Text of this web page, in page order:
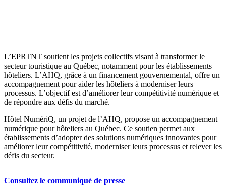
L’EPRTNT soutient les projets collectifs visant à transformer le
secteur touristique au Québec, notamment pour les établissements
hôteliers. L’AHQ, grâce à un financement gouvernemental, offre un
accompagnement pour aider les hôteliers à moderniser leurs
processus. L’objectif est d’améliorer leur compétitivité numérique et
de répondre aux défis du marché.
Hôtel NumériQ, un projet de l’AHQ, propose un accompagnement
numérique pour hôteliers au Québec. Ce soutien permet aux
établissements d’adopter des solutions numériques innovantes pour
améliorer leur compétitivité, moderniser leurs processus et relever les
défis du secteur.
Consultez le communiqué de presse